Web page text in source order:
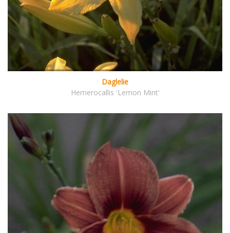
Daglelie
Hemerocallis 'Lemon Mint'